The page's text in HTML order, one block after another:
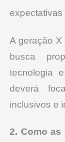
expectativas
A geração X
busca
tecnologia
deverá
inclusivos e
2. Como as